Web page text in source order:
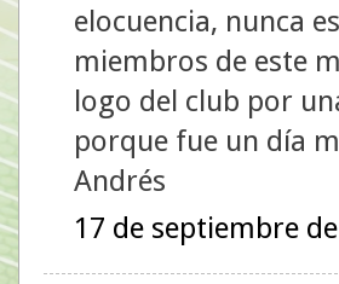
elocuencia, nunca
miembros de este
logo del club por
porque fue un día
Andrés
17 de septiembre